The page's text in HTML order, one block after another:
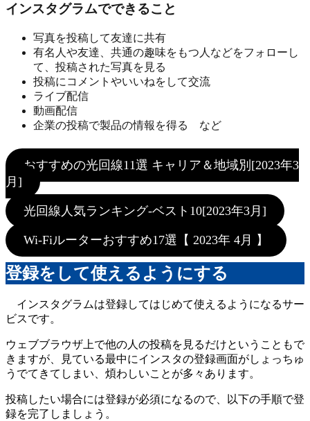
インスタグラムでできること
写真を投稿して友達に共有
有名人や友達、共通の趣味をもつ人などをフォローし
て、投稿された写真を見る
投稿にコメントやいいねをして交流
ライブ配信
動画配信
企業の投稿で製品の情報を得る など
おすすめの光回線11選 キャリア＆地域別[2023年3
月]
光回線人気ランキング-ベスト10[2023年3月]
Wi-Fiルーターおすすめ17選【 2023年 4月 】
登録をして使えるようにする
インスタグラムは登録してはじめて使えるようになるサー
ビスです。
ウェブブラウザ上で他の人の投稿を見るだけということもで
きますが、見ている最中にインスタの登録画面がしょっちゅ
うでてきてしまい、煩わしいことが多々あります。
投稿したい場合には登録が必須になるので、以下の手順で登
録を完了しましょう。